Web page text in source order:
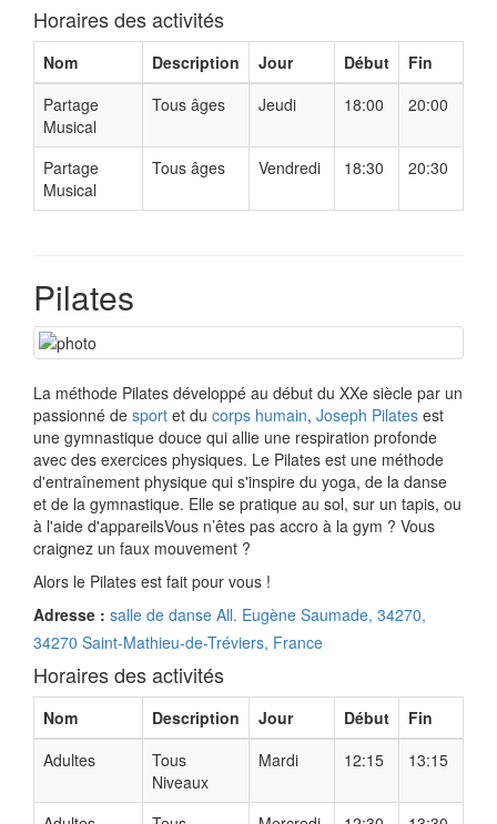
Horaires des activités
Nom Description Jour Début
Fin
Partage
Musical
Tous âges Jeudi 18:00 20:00
Partage
Musical
Tous âges Vendredi 18:30 20:30
Pilates
La méthode Pilates développé au début du XXe siècle par un
passionné de sport et du corps humain, Joseph Pilates est
une gymnastique douce qui allie une respiration profonde
avec des exercices physiques. Le Pilates est une méthode
d'entraînement physique qui s'inspire du yoga, de la danse
et de la gymnastique. Elle se pratique au sol, sur un tapis, ou
à l'aide d'appareilsVous n’êtes pas accro à la gym ? Vous
craignez un faux mouvement ?
Alors le Pilates est fait pour vous !
Adresse : salle de danse All. Eugène Saumade, 34270,
34270 Saint-Mathieu-de-Tréviers, France
Horaires des activités
Nom Description Jour Début
Fin
Adultes
Tous
Niveaux
Mardi 12:15 13:15